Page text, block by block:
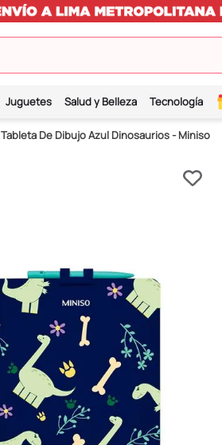
Juguetes Salud y Belleza Tecnología
Tableta De Dibujo Azul Dinosaurios - Miniso